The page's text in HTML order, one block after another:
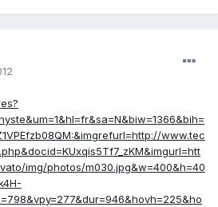
www.tec
img/photos/m030.jpg&w=400&h=40